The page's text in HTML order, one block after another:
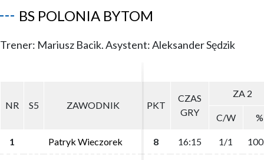
BS POLONIA BYTOM
Trener: Mariusz Bacik. Asystent: Aleksander Sędzik
NR S5 ZAWODNIK PKT
CZAS
GRY
ZA 2
C/W %
1 Patryk Wieczorek 8 16:15 1/1
NR S5 ZAWODNIK PKT
CZAS
GRY
ZA 2
C/W %
1 Patryk Wieczorek 8 16:15 1/1